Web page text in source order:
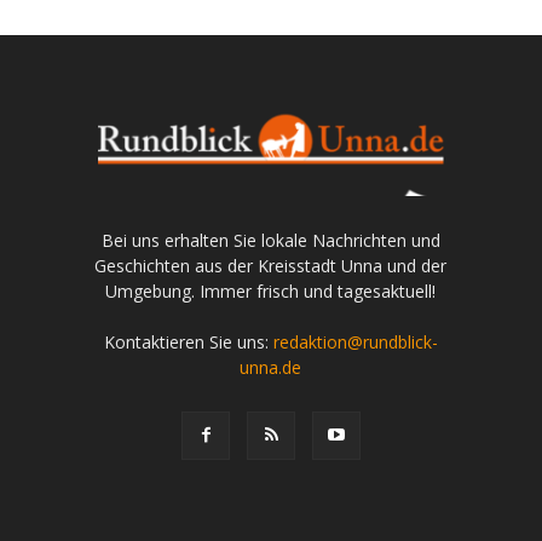
Bei uns erhalten Sie lokale Nachrichten und
Geschichten aus der Kreisstadt Unna und der
Umgebung. Immer frisch und tagesaktuell!
Kontaktieren Sie uns: redaktion@rundblick-
unna.de